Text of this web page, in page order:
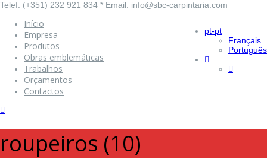
Telef: (+351) 232 921 834 * Email: info@sbc-carpintaria.com
pt-pt
Français
Português
Início
Empresa
Produtos
Obras emblemáticas
Trabalhos
Orçamentos
Contactos
roupeiros (10)